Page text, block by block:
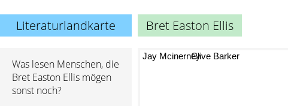
Literaturlandkarte Bret Easton Ellis
Was lesen Menschen, die
Bret Easton Ellis mögen
sonst noch?
Jay McinerneyClive Barker